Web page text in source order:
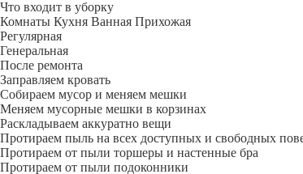
Что входит в уборку
Регу­лярная
Гене­ральная
После ремонта
Заправляем кровать
Собираем мусор и меняем мешки
Меняем мусорные мешки в корзинах
Раскладываем аккуратно вещи
Протираем пыль на всех доступных и свободных
Протираем от пыли торшеры и настенные бра
Протираем от пыли подоконники